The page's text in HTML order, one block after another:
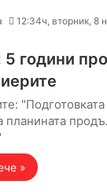
12:34ч, вторник, 8
години
"Подготовката
планината
»